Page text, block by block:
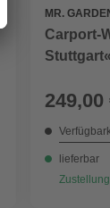
MR.
Carport-
249,00
lieferbar